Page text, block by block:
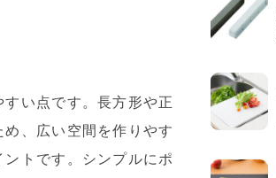
い点です。長方形や正
、広い空間を作りやす
トです。シンプルにポ